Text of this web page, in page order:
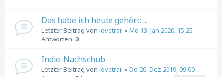
Das habe ich heute gehört: ...
Letzter Beitrag von lovetrail «Mo 13. Jan 2020, 15:25
Antworten: 3
Indie-Nachschub
Letzter Beitrag von lovetrail «Do 26. Dez 2019, 09:00